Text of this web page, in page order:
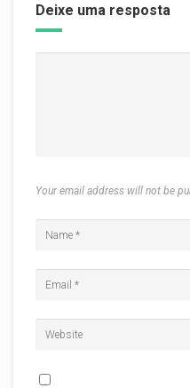
Deixe uma resposta
Your email address will not be